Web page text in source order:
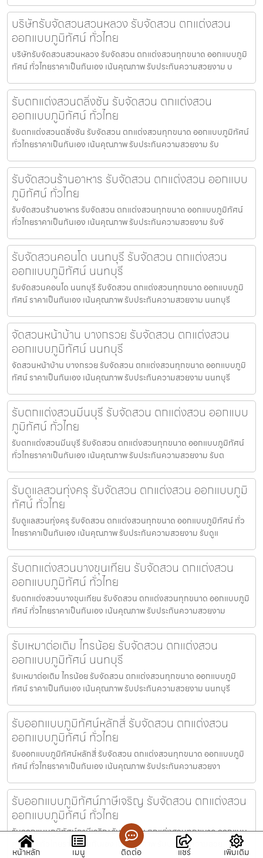
บริษัทรับจัดสวนสวนหลวง รับจัดสวน ตกแต่งสวน
ออกแบบภูมิทัศน์ ทั่วไทย
บริษัทรับจัดสวนสวนหลวง รับจัดสวน ตกแต่งสวนทุกขนาด ออกแบบภูมิ
ทัศน์ ทั่วไทยราคาเป็นกันเอง เน้นคุณภาพ รับประกันความสวยงาม บ
รับตกแต่งสวนตลิ่งชัน รับจัดสวน ตกแต่งสวน
ออกแบบภูมิทัศน์ ทั่วไทย
รับตกแต่งสวนตลิ่งชัน รับจัดสวน ตกแต่งสวนทุกขนาด ออกแบบภูมิทัศน์
ทั่วไทยราคาเป็นกันเอง เน้นคุณภาพ รับประกันความสวยงาม รับ
รับจัดสวนร้านอาหาร รับจัดสวน ตกแต่งสวน ออกแบบ
ภูมิทัศน์ ทั่วไทย
รับจัดสวนร้านอาหาร รับจัดสวน ตกแต่งสวนทุกขนาด ออกแบบภูมิทัศน์
ทั่วไทยราคาเป็นกันเอง เน้นคุณภาพ รับประกันความสวยงาม รับจั
รับจัดสวนคอนโด นนทบุรี รับจัดสวน ตกแต่งสวน
ออกแบบภูมิทัศน์ นนทบุรี
รับจัดสวนคอนโด นนทบุรี รับจัดสวน ตกแต่งสวนทุกขนาด ออกแบบภูมิ
ทัศน์ ราคาเป็นกันเอง เน้นคุณภาพ รับประกันความสวยงาม นนทบุรี
จัดสวนหน้าบ้าน บางกรวย รับจัดสวน ตกแต่งสวน
ออกแบบภูมิทัศน์ นนทบุรี
จัดสวนหน้าบ้าน บางกรวย รับจัดสวน ตกแต่งสวนทุกขนาด ออกแบบภูมิ
ทัศน์ ราคาเป็นกันเอง เน้นคุณภาพ รับประกันความสวยงาม นนทบุรี
รับตกแต่งสวนมีนบุรี รับจัดสวน ตกแต่งสวน ออกแบบ
ภูมิทัศน์ ทั่วไทย
รับตกแต่งสวนมีนบุรี รับจัดสวน ตกแต่งสวนทุกขนาด ออกแบบภูมิทัศน์
ทั่วไทยราคาเป็นกันเอง เน้นคุณภาพ รับประกันความสวยงาม รับต
รับดูแลสวนทุ่งครุ รับจัดสวน ตกแต่งสวน ออกแบบภูมิ
ทัศน์ ทั่วไทย
รับดูแลสวนทุ่งครุ รับจัดสวน ตกแต่งสวนทุกขนาด ออกแบบภูมิทัศน์ ทั่ว
ไทยราคาเป็นกันเอง เน้นคุณภาพ รับประกันความสวยงาม รับดูแ
รับตกแต่งสวนบางขุนเทียน รับจัดสวน ตกแต่งสวน
ออกแบบภูมิทัศน์ ทั่วไทย
รับตกแต่งสวนบางขุนเทียน รับจัดสวน ตกแต่งสวนทุกขนาด ออกแบบภูมิ
ทัศน์ ทั่วไทยราคาเป็นกันเอง เน้นคุณภาพ รับประกันความสวยงาม
รับเหมาต่อเติม ไทรน้อย รับจัดสวน ตกแต่งสวน
ออกแบบภูมิทัศน์ นนทบุรี
รับเหมาต่อเติม ไทรน้อย รับจัดสวน ตกแต่งสวนทุกขนาด ออกแบบภูมิ
ทัศน์ ราคาเป็นกันเอง เน้นคุณภาพ รับประกันความสวยงาม นนทบุรี
รับออกแบบภูมิทัศน์หลักสี่ รับจัดสวน ตกแต่งสวน
ออกแบบภูมิทัศน์ ทั่วไทย
รับออกแบบภูมิทัศน์หลักสี่ รับจัดสวน ตกแต่งสวนทุกขนาด ออกแบบภูมิ
ทัศน์ ทั่วไทยราคาเป็นกันเอง เน้นคุณภาพ รับประกันความสวยงา
รับออกแบบภูมิทัศน์ภาษีเจริญ รับจัดสวน ตกแต่งสวน
ออกแบบภูมิทัศน์ ทั่วไทย
รับออกแบบภูมิทัศน์ภาษีเจริญ รับจัดสวน ตกแต่งสวนทุกขนาด ออกแบบ
ภูมิทัศน์ ทั่วไทยราคาเป็นกันเอง เน้นคุณภาพ รับประกันความสวย
หน้าหลัก เมนู ติดต่อ แชร์ เพิ่มเติม